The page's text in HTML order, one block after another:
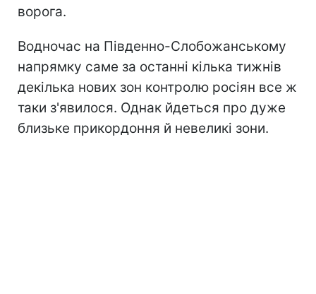
ворога.
Водночас на Південно-Слобожанському
напрямку саме за останні кілька тижнів
декілька нових зон контролю росіян все ж
таки з'явилося. Однак йдеться про дуже
близьке прикордоння й невеликі зони.